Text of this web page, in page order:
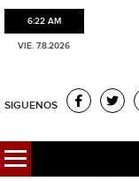
6:22 AM
VIE. 7.8.2026
SIGUENOS